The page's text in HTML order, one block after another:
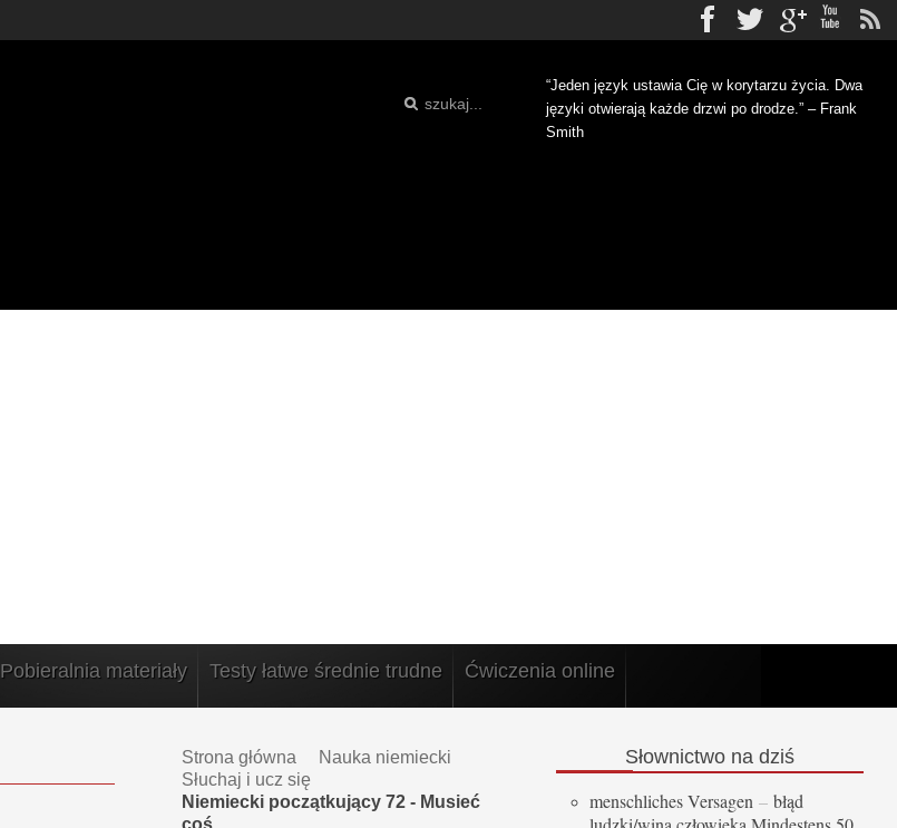
Facebook
Twittergplus
“Jeden język ustawia Cię w korytarzu życia. Dwa
języki otwierają każde drzwi po drodze.” – Frank
Smith
Pobieralnia materiały Testy łatwe średnie trudne Ćwiczenia online
Strona główna
Nauka niemiecki
Słuchaj i ucz się
Niemiecki początkujący 72 - Musieć
coś
Słownictwo na dziś
menschliches Versagen – błąd